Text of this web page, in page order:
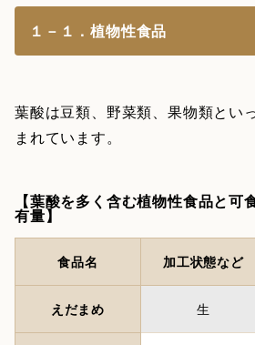
１－１．植物性食品
葉酸は豆類、野菜類、果物類とい
まれています。
【葉酸を多く含む植物性食品と
有量】
食品名 加工状態など
えだまめ 生